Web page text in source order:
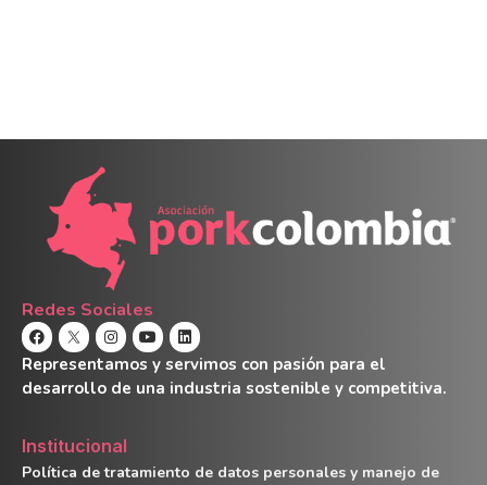
Redes Sociales
Representamos y servimos con pasión para el
desarrollo de una industria sostenible y competitiva.
Institucional
Política de tratamiento de datos personales y manejo de